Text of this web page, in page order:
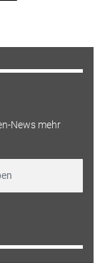
News mehr